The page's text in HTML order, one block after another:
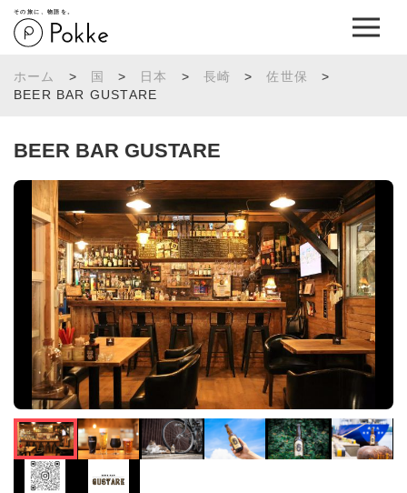
その旅に、物語を。
ホーム > 国 > 日本 > 長崎 > 佐世保
>
BEER BAR GUSTARE
BEER BAR GUSTARE